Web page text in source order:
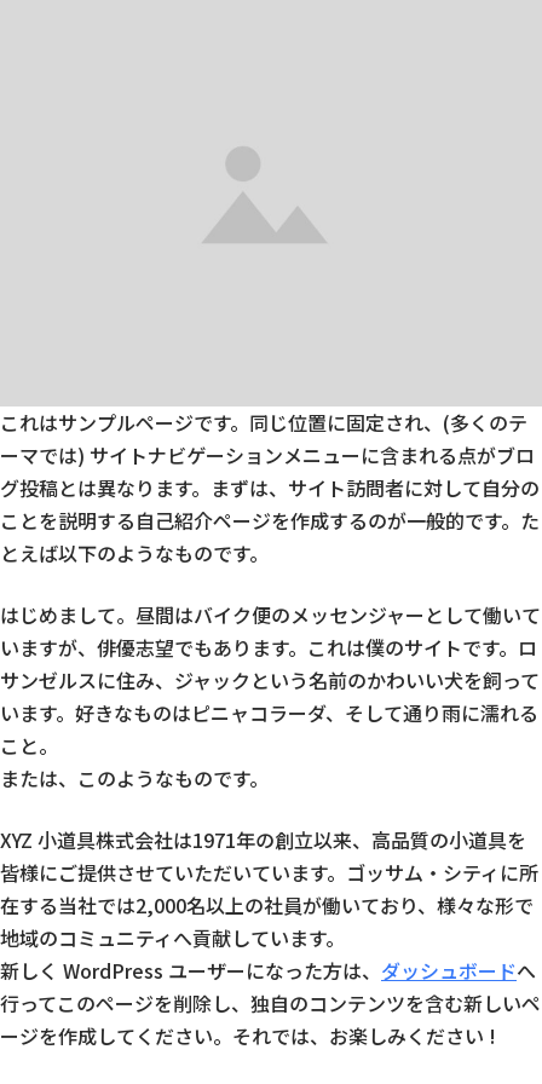
これはサンプルページです。同じ位置に固定され、(多くのテ
ーマでは) サイトナビゲーションメニューに含まれる点がブロ
グ投稿とは異なります。まずは、サイト訪問者に対して自分の
ことを説明する自己紹介ページを作成するのが一般的です。た
とえば以下のようなものです。
はじめまして。昼間はバイク便のメッセンジャーとして働いて
いますが、俳優志望でもあります。これは僕のサイトです。ロ
サンゼルスに住み、ジャックという名前のかわいい犬を飼って
います。好きなものはピニャコラーダ、そして通り雨に濡れる
こと。
または、このようなものです。
XYZ 小道具株式会社は1971年の創立以来、高品質の小道具を
皆様にご提供させていただいています。ゴッサム・シティに所
在する当社では2,000名以上の社員が働いており、様々な形で
地域のコミュニティへ貢献しています。
新しく WordPress ユーザーになった方は、 ダッシュボードへ
行ってこのページを削除し、独自のコンテンツを含む新しいペ
ージを作成してください。それでは、お楽しみください !